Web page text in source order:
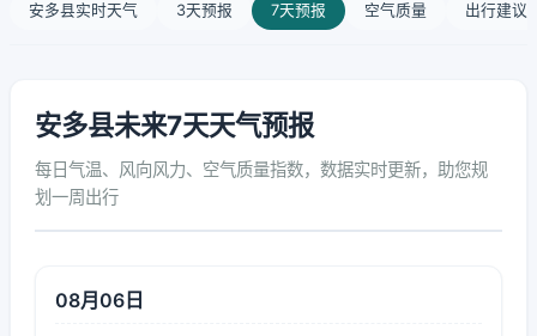
安多县实时天气 3天预报 7天预报 空气质量 出行建议
安多县未来7天天气预报
每日气温、风向风力、空气质量指数，数据实时更新，助您规
划一周出行
08月06日